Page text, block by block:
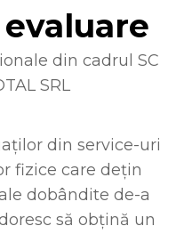
din cadrul SC
SRL
din service-uri
fizice care dețin
dobândite de-a
să obțină un